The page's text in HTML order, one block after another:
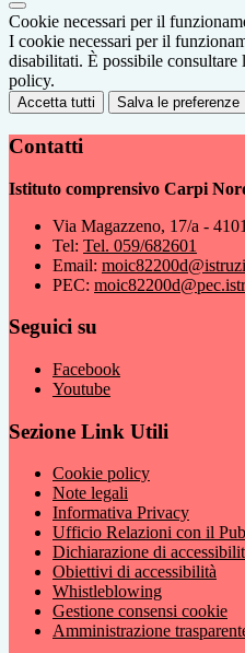
Cookie necessari per il
I cookie necessari per il
disabilitati. È possibile
policy.
Accetta tutti Salva le preferenze
Contatti
Istituto comprensivo Carpi
Via Magazzeno, 17/a -
Tel: Tel. 059/682601
Email:
PEC:
Seguici su
Facebook
Youtube
Sezione Link Utili
Cookie policy
Note legali
Informativa Privacy
Ufficio Relazioni con il
Dichiarazione di
Obiettivi di accessibilità
Whistleblowing
Gestione consensi cookie
Amministrazione